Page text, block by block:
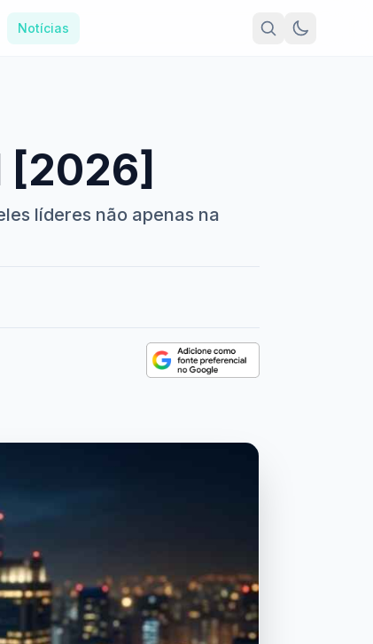
Notícias
[2026]
líderes não apenas na